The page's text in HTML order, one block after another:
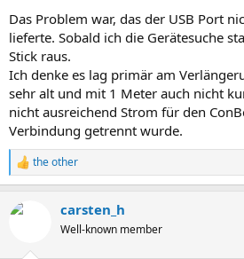
Das Problem war, das der USB Port
lieferte. Sobald ich die Gerätesuche
Stick raus.
Ich denke es lag primär am
sehr alt und mit 1 Meter auch nicht
nicht ausreichend Strom für den
Verbindung getrennt wurde.
R
e
k
the other
carsten_h
Well-known member